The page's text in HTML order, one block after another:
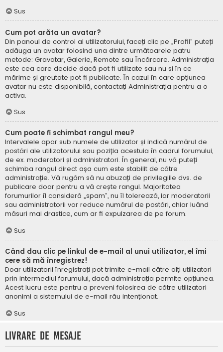
Sus
Cum pot arăta un avatar?
Din panoul de control al utilizatorului, faceți clic pe „Profil” puteți
adăuga un avatar folosind una dintre următoarele patru
metode: Gravatar, Galerie, Remote sau Încărcare. Administrația
este cea care decide dacă pot fi utilizate sau nu și în ce
mărime și greutate pot fi publicate. În cazul în care opțiunea
avatar nu este disponibilă, contactați Administrația pentru a o
activa.
Sus
Cum poate fi schimbat rangul meu?
Intervalele apar sub numele de utilizator și indică numărul de
postări ale utilizatorului sau poziția acestuia în cadrul forumului,
de ex. moderatori și administratori. În general, nu vă puteți
schimba rangul direct așa cum este stabilit de către
administrație. Vă rugăm să nu abuzați de privilegiile dvs. de
publicare doar pentru a vă crește rangul. Majoritatea
forumurilor îl consideră „spam”, nu îl tolerează, iar moderatorii
sau administratorii vor reduce numărul de postări, chiar luând
măsuri mai drastice, cum ar fi expulzarea de pe forum.
Sus
Când dau clic pe linkul de e-mail al unui utilizator, el îmi
cere să mă înregistrez!
Doar utilizatorii înregistrați pot trimite e-mail către alți utilizatori
prin intermediul forumului, dacă administrația permite opțiunea.
Acest lucru este pentru a preveni folosirea de către utilizatori
anonimi a sistemului de e-mail rău intenționat.
Sus
Livrare de mesaje